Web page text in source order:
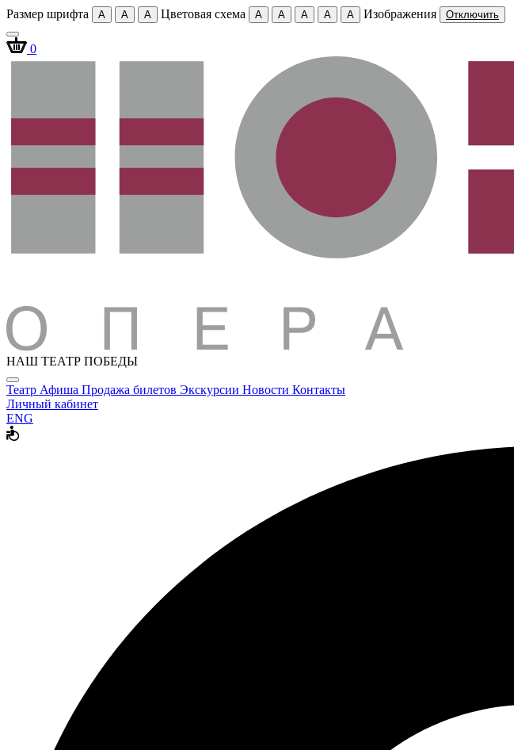
Размер шрифта A A A Цветовая схема A A A A A Изображения Отключить
0
НАШ ТЕАТР ПОБЕДЫ
Театр Афиша Продажа билетов Экскурсии Новости Контакты
Личный кабинет
ENG